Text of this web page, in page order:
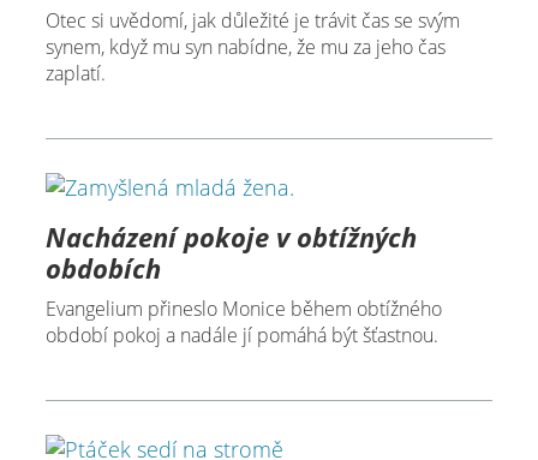
Otec si uvědomí, jak důležité je trávit čas se svým
synem, když mu syn nabídne, že mu za jeho čas
zaplatí.
Nacházení pokoje v obtížných
obdobích
Evangelium přineslo Monice během obtížného
období pokoj a nadále jí pomáhá být šťastnou.